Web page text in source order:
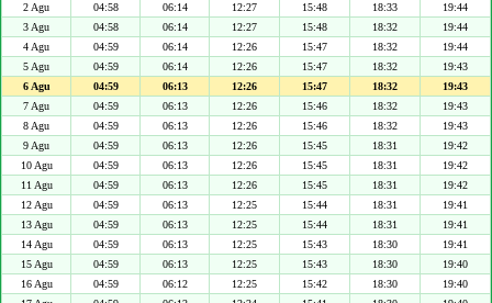
2 Agu
04:58 06:14 12:27 15:48 18:33
19:44
3 Agu
04:58 06:14 12:27 15:48 18:32
19:44
4 Agu
04:59 06:14 12:26 15:47 18:32
19:44
5 Agu
04:59 06:14 12:26 15:47 18:32
19:43
6 Agu
04:59 06:13 12:26 15:47 18:32
19:43
7 Agu
04:59 06:13 12:26 15:46 18:32
19:43
8 Agu
04:59 06:13 12:26 15:46 18:32
19:43
9 Agu
04:59 06:13 12:26 15:45 18:31
19:42
10 Agu
04:59 06:13 12:26 15:45 18:31
19:42
11 Agu
04:59 06:13 12:26 15:45 18:31
19:42
12 Agu
04:59 06:13 12:25 15:44 18:31
19:41
13 Agu
04:59 06:13 12:25 15:44 18:31
19:41
14 Agu
04:59 06:13 12:25 15:43 18:30
19:41
15 Agu
04:59 06:13 12:25 15:43 18:30
19:40
16 Agu
04:59 06:12 12:25 15:42 18:30
19:40